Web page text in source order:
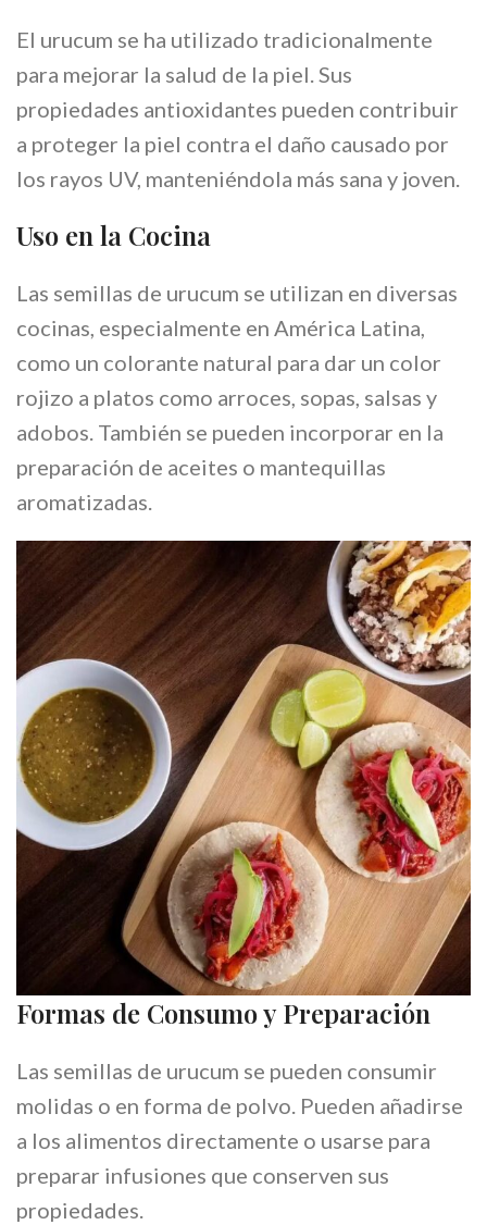
El urucum se ha utilizado tradicionalmente
para mejorar la salud de la piel. Sus
propiedades antioxidantes pueden contribuir
a proteger la piel contra el daño causado por
los rayos UV, manteniéndola más sana y joven.
Uso en la Cocina
Las semillas de urucum se utilizan en diversas
cocinas, especialmente en América Latina,
como un colorante natural para dar un color
rojizo a platos como arroces, sopas, salsas y
adobos. También se pueden incorporar en la
preparación de aceites o mantequillas
aromatizadas.
Formas de Consumo y Preparación
Las semillas de urucum se pueden consumir
molidas o en forma de polvo. Pueden añadirse
a los alimentos directamente o usarse para
preparar infusiones que conserven sus
propiedades.